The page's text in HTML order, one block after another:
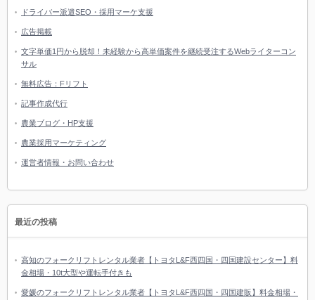
ドライバー派遣SEO・採用マーケ支援
広告掲載
文字単価1円から脱却！未経験から高単価案件を継続受注するWebライターコン
サル
無料広告：Fリフト
記事作成代行
農業ブログ・HP支援
農業採用マーケティング
運営者情報・お問い合わせ
最近の投稿
高知のフォークリフトレンタル業者【トヨタL&F西四国・四国建設センター】料
金相場・10t大型や運転手付きも
愛媛のフォークリフトレンタル業者【トヨタL&F西四国・四国建販】料金相場・